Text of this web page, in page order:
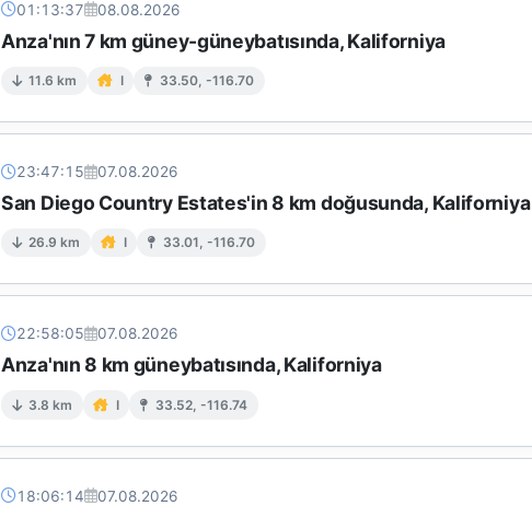
01:13:37 08.08.2026
Anza'nın 7 km güney-güneybatısında, Kaliforniya
11.6 km I 33.50, -116.70
23:47:15 07.08.2026
San Diego Country Estates'in 8 km doğusunda, Kaliforniya
26.9 km I 33.01, -116.70
22:58:05 07.08.2026
Anza'nın 8 km güneybatısında, Kaliforniya
3.8 km I 33.52, -116.74
18:06:14 07.08.2026